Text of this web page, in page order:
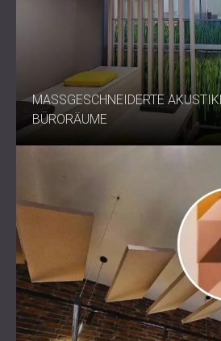
MASSGESCHNEIDERTE
ÜRORÄUME